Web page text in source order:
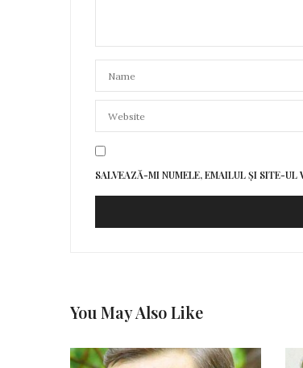
SALVEAZĂ-MI NUMELE, EMAILUL ȘI SITE-
You May Also Like